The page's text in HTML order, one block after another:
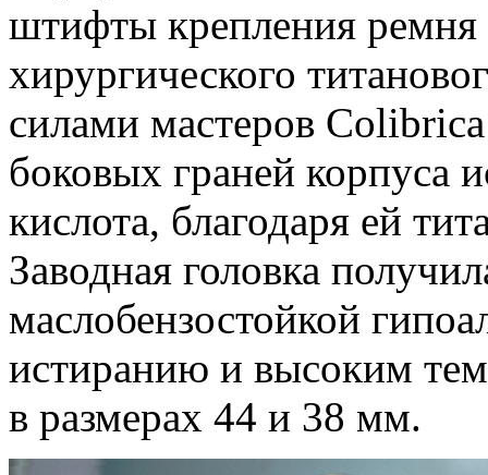
штифты крепления ремня
хирургического
силами мастеров
боковых граней корпуса
кислота, благодаря ей
Заводная головка
маслобензостойкой
истиранию и высоким
в размерах 44 и 38 мм.